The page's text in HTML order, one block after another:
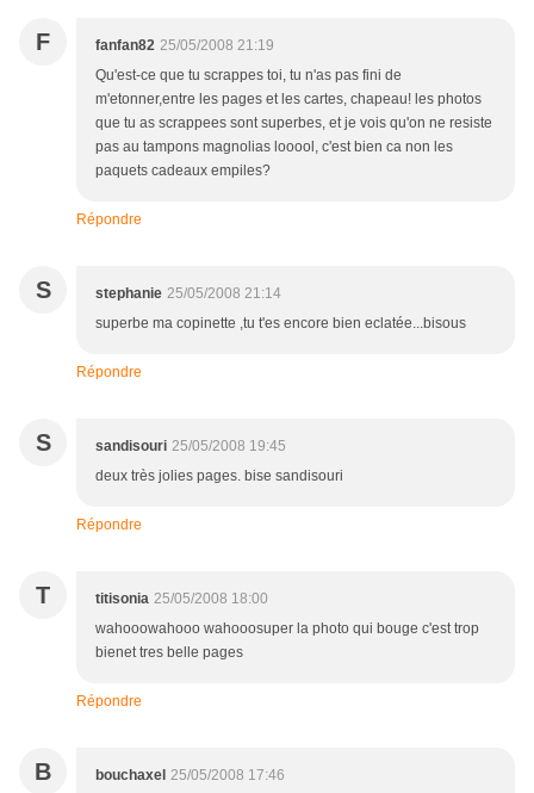
F fanfan82 25/05/2008 21:19
Qu'est-ce que tu scrappes toi, tu n'as pas fini de
m'etonner,entre les pages et les cartes, chapeau! les photos
que tu as scrappees sont superbes, et je vois qu'on ne resiste
pas au tampons magnolias looool, c'est bien ca non les
paquets cadeaux empiles?
Répondre
S stephanie 25/05/2008 21:14
superbe ma copinette ,tu t'es encore bien eclatée...bisous
Répondre
S sandisouri 25/05/2008 19:45
deux très jolies pages. bise sandisouri
Répondre
T titisonia 25/05/2008 18:00
wahooowahooo wahooosuper la photo qui bouge c'est trop
bienet tres belle pages
Répondre
B bouchaxel 25/05/2008 17:46